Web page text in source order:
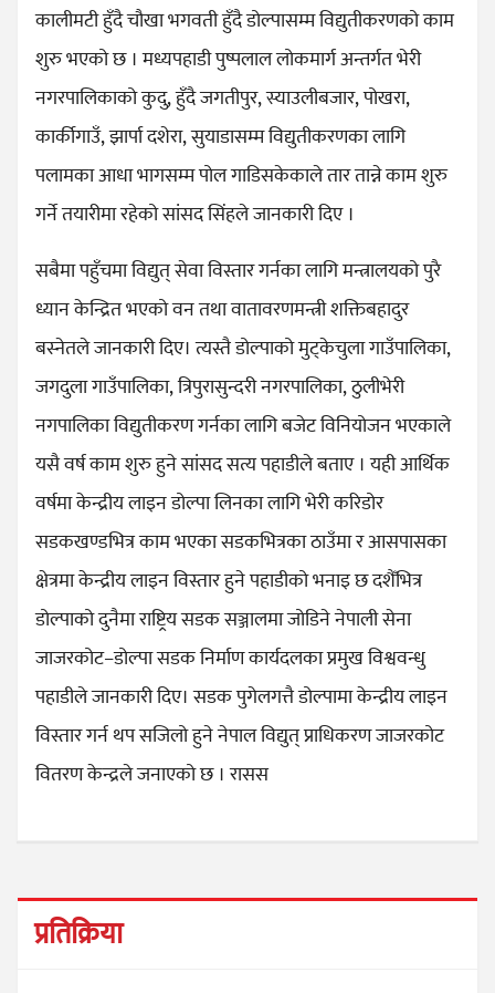
कालीमटी हुँदै चौखा भगवती हुँदै डोल्पासम्म विद्युतीकरणको काम
शुरु भएको छ । मध्यपहाडी पुष्पलाल लोकमार्ग अन्तर्गत भेरी
नगरपालिकाको कुदु, हुँदै जगतीपुर, स्याउलीबजार, पोखरा,
कार्कीगाउँ, झार्पा दशेरा, सुयाडासम्म विद्युतीकरणका लागि
पलामका आधा भागसम्म पोल गाडिसकेकाले तार तान्ने काम शुरु
गर्ने तयारीमा रहेको सांसद सिंहले जानकारी दिए ।
सबैमा पहुँचमा विद्युत् सेवा विस्तार गर्नका लागि मन्त्रालयको पुरै
ध्यान केन्द्रित भएको वन तथा वातावरणमन्त्री शक्तिबहादुर
बस्नेतले जानकारी दिए। त्यस्तै डोल्पाको मुट्केचुला गाउँपालिका,
जगदुला गाउँपालिका, त्रिपुरासुन्दरी नगरपालिका, ठुलीभेरी
नगपालिका विद्युतीकरण गर्नका लागि बजेट विनियोजन भएकाले
यसै वर्ष काम शुरु हुने सांसद सत्य पहाडीले बताए । यही आर्थिक
वर्षमा केन्द्रीय लाइन डोल्पा लिनका लागि भेरी करिडोर
सडकखण्डभित्र काम भएका सडकभित्रका ठाउँमा र आसपासका
क्षेत्रमा केन्द्रीय लाइन विस्तार हुने पहाडीको भनाइ छ दशैँभित्र
डोल्पाको दुनैमा राष्ट्रिय सडक सञ्जालमा जोडिने नेपाली सेना
जाजरकोट–डोल्पा सडक निर्माण कार्यदलका प्रमुख विश्ववन्धु
पहाडीले जानकारी दिए। सडक पुगेलगत्तै डोल्पामा केन्द्रीय लाइन
विस्तार गर्न थप सजिलो हुने नेपाल विद्युत् प्राधिकरण जाजरकोट
वितरण केन्द्रले जनाएको छ । रासस
प्रतिक्रिया